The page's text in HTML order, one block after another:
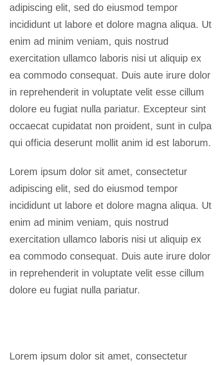
adipiscing elit, sed do eiusmod tempor
incididunt ut labore et dolore magna aliqua. Ut
enim ad minim veniam, quis nostrud
exercitation ullamco laboris nisi ut aliquip ex
ea commodo consequat. Duis aute irure dolor
in reprehenderit in voluptate velit esse cillum
dolore eu fugiat nulla pariatur. Excepteur sint
occaecat cupidatat non proident, sunt in culpa
qui officia deserunt mollit anim id est laborum.
Lorem ipsum dolor sit amet, consectetur
adipiscing elit, sed do eiusmod tempor
incididunt ut labore et dolore magna aliqua. Ut
enim ad minim veniam, quis nostrud
exercitation ullamco laboris nisi ut aliquip ex
ea commodo consequat. Duis aute irure dolor
in reprehenderit in voluptate velit esse cillum
dolore eu fugiat nulla pariatur.
Lorem ipsum dolor sit amet, consectetur